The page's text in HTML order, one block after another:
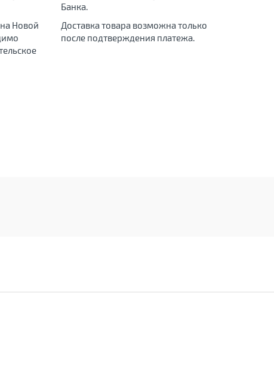
Новой
Банка.
Доставка товара возможна только
после подтверждения платежа.